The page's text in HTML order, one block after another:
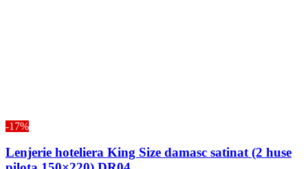
-17%
Lenjerie hoteliera King Size damasc satinat (2 huse